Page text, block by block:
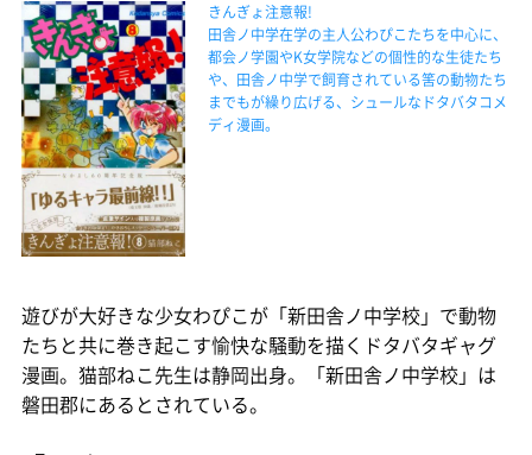
きんぎょ注意報!
田舎ノ中学在学の主人公わぴこたちを中心に、
都会ノ学園やK女学院などの個性的な生徒たち
や、田舎ノ中学で飼育されている筈の動物たち
までもが繰り広げる、シュールなドタバタコメ
ディ漫画。
遊びが大好きな少女わぴこが「新田舎ノ中学校」で動物
たちと共に巻き起こす愉快な騒動を描くドタバタギャグ
漫画。猫部ねこ先生は静岡出身。「新田舎ノ中学校」は
磐田郡にあるとされている。